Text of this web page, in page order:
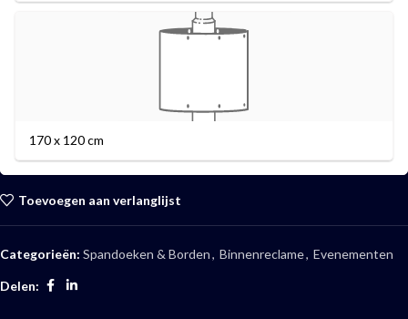
170 x 120 cm
Toevoegen aan verlanglijst
Categorieën: Spandoeken & Borden, Binnenreclame, Evenementen
Delen: